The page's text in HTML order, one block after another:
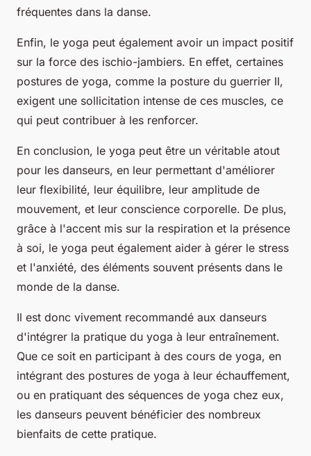
fréquentes dans la danse.
Enfin, le yoga peut également avoir un impact positif
sur la force des ischio-jambiers. En effet, certaines
postures de yoga, comme la posture du guerrier II,
exigent une sollicitation intense de ces muscles, ce
qui peut contribuer à les renforcer.
En conclusion, le yoga peut être un véritable atout
pour les danseurs, en leur permettant d'améliorer
leur flexibilité, leur équilibre, leur amplitude de
mouvement, et leur conscience corporelle. De plus,
grâce à l'accent mis sur la respiration et la présence
à soi, le yoga peut également aider à gérer le stress
et l'anxiété, des éléments souvent présents dans le
monde de la danse.
Il est donc vivement recommandé aux danseurs
d'intégrer la pratique du yoga à leur entraînement.
Que ce soit en participant à des cours de yoga, en
intégrant des postures de yoga à leur échauffement,
ou en pratiquant des séquences de yoga chez eux,
les danseurs peuvent bénéficier des nombreux
bienfaits de cette pratique.